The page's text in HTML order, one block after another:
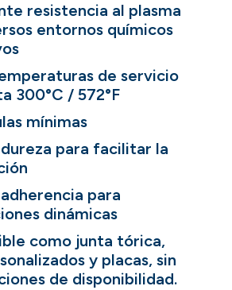
resistencia al plasma
entornos químicos
de servicio
300°C / 572°F
mínimas
para facilitar la
para
dinámicas
como junta tórica,
y placas, sin
de disponibilidad.